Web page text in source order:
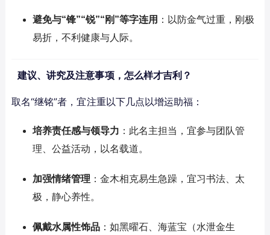
避免与“锋”“锐”“刚”等字连用 ：以防金气过重，刚极
易折，不利健康与人际。
建议、讲究及注意事项，怎么样才吉利？
取名“继铭”者，宜注重以下几点以增运助福：
培养责任感与领导力 ：此名主担当，宜参与团队管
理、公益活动，以名载道。
加强情绪管理 ：金木相克易生急躁，宜习书法、太
极，静心养性。
佩戴水属性饰品：如黑曜石、海蓝宝（水泄金生